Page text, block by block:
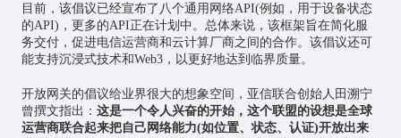
目前，该倡议已经宣布了八个通用网络API(例如，用于设备状态
的API)，更多的API正在计划中。总体来说，该框架旨在简化服
务交付，促进电信运营商和云计算厂商之间的合作。该倡议还可
能支持沉浸式技术和Web3，以更好地达到临界质量。
开放网关的倡议给业界很大的想象空间，亚信联合创始人田溯宁
曾撰文指出： 这是一个令人兴奋的开始，这个联盟的设想是全球
运营商联合起来把自己网络能力(如位置、状态、认证)开放出来